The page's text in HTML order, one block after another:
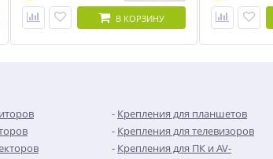
В КОРЗИНУ
Крепления для планшетов
Крепления для телевизоров
Крепления для ПК и AV-